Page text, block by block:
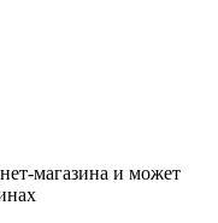
магазина и может